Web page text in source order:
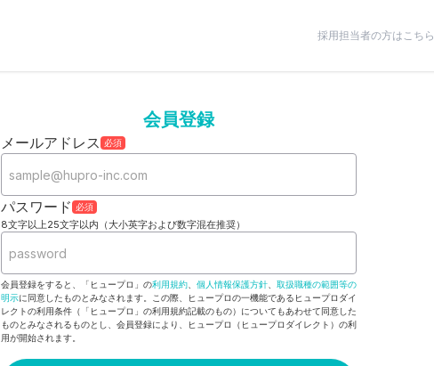
採用担当者の方はこちら
会員登録
メールアドレス 必須
パスワード 必須
8文字以上25文字以内（大小英字および数字混在推奨）
会員登録をすると、「ヒュープロ」の利用規約 個人情報保護方針
取扱職種の範囲等の
明示に同意したものとみなされます。この際、ヒュープロの一機能であるヒュープロダイ
レクトの利用条件（「ヒュープロ」の利用規約記載のもの）についてもあわせて同意した
ものとみなされるものとし、会員登録により、ヒュープロ（ヒュープロダイレクト）の利
用が開始されます。